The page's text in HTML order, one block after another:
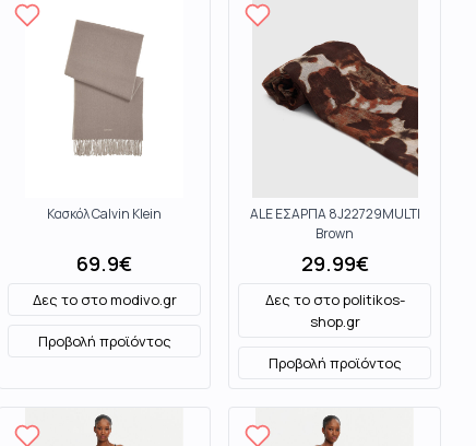
Κασκόλ Calvin Klein
69.9€
Δες το στοmodivo.gr
Προβολή προϊόντος
ALE ΕΣΑΡΠΑ 8J22729MULTI
Brown
29.99€
Δες το στοpolitikos-
shop.gr
Προβολή προϊόντος